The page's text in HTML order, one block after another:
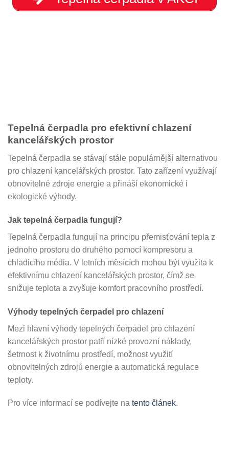
Tepelná čerpadla pro efektivní chlazení
kancelářských prostor
Tepelná čerpadla se stávají stále populárnější alternativou
pro chlazení kancelářských prostor. Tato zařízení využívají
obnovitelné zdroje energie a přináší ekonomické i
ekologické výhody.
Jak tepelná čerpadla fungují?
Tepelná čerpadla fungují na principu přemisťování tepla z
jednoho prostoru do druhého pomocí kompresoru a
chladicího média. V letních měsících mohou být využita k
efektivnímu chlazení kancelářských prostor, čímž se
snižuje teplota a zvyšuje komfort pracovního prostředí.
Výhody tepelných čerpadel pro chlazení
Mezi hlavní výhody tepelných čerpadel pro chlazení
kancelářských prostor patří nízké provozní náklady,
šetrnost k životnímu prostředí, možnost využití
obnovitelných zdrojů energie a automatická regulace
teploty.
Pro více informací se podívejte na tento článek.